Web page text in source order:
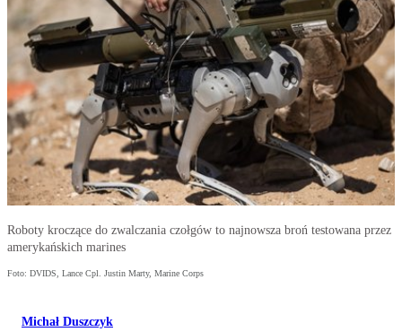
Roboty kroczące do zwalczania czołgów to najnowsza broń testowana przez
amerykańskich marines
Foto: DVIDS, Lance Cpl. Justin Marty, Marine Corps
Michał Duszczyk